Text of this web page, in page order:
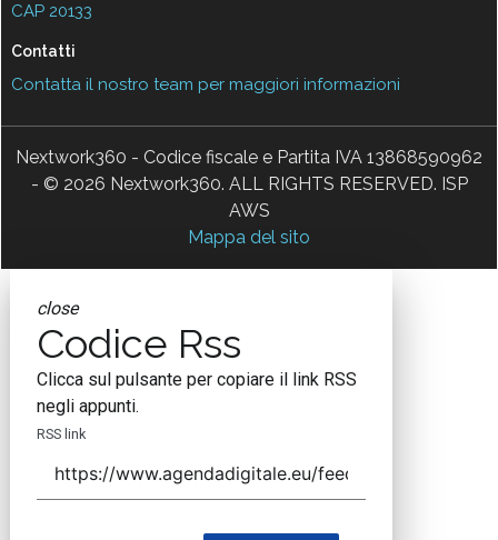
CAP 20133
Contatti
Contatta il nostro team per maggiori informazioni
Nextwork360 - Codice fiscale e Partita IVA 13868590962
- © 2026 Nextwork360. ALL RIGHTS RESERVED. ISP
AWS
Mappa del sito
close
Codice Rss
Clicca sul pulsante per copiare il link RSS
negli appunti.
RSS link